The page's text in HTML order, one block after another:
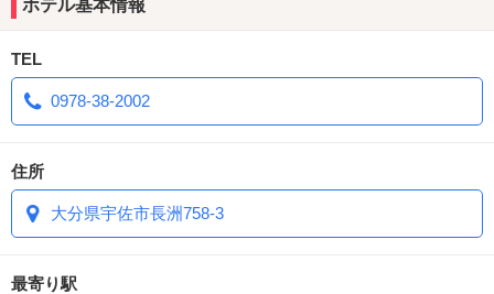
ホテル基本情報
TEL
0978-38-2002
住所
大分県宇佐市長洲758-3
最寄り駅